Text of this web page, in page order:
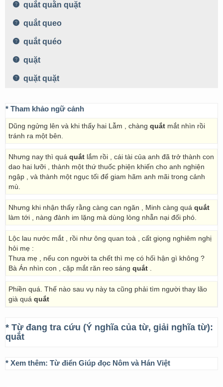
quắt quằn quặt
quắt queo
quắt quéo
quặt
quặt quặt
* Tham khảo ngữ cảnh
Dũng ngửng lên và khi thấy hai Lẫm , chàng quắt mắt nhìn rồi
tránh ra một bên.
Nhưng nay thì quá quắt lắm rồi , cái tài của anh đã trở thành con
dao hai lưỡi , thành một thứ thuốc phiện khiến cho anh nghiện
ngập , và thành một ngục tối để giam hãm anh mãi trong cảnh
mù.
Nhưng khi nhận thấy rằng càng can ngăn , Minh càng quá quắt
làm tới , nàng đành im lặng mà dùng lòng nhẫn nại đối phó.
Lộc lau nước mắt , rồi như ông quan toà , cất giọng nghiêm nghị
hỏi mẹ :
Thưa mẹ , nếu con người ta chết thì mẹ có hối hận gì không ?
Bà Án nhìn con , cặp mắt răn reo sáng quắt
Phiền quá. Thế nào sau vụ này ta cũng phải tìm người thay lão
già quá quắt
* Từ đang tra cứu (Ý nghĩa của từ, giải nghĩa từ):
quắt
* Xem thêm: Từ điển Giúp đọc Nôm và Hán Việt